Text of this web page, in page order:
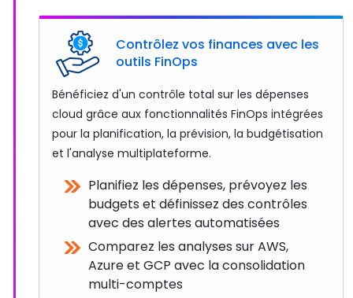
Contrôlez vos finances avec les
outils FinOps
Bénéficiez d'un contrôle total sur les dépenses
cloud grâce aux fonctionnalités FinOps intégrées
pour la planification, la prévision, la budgétisation
et l'analyse multiplateforme.
Planifiez les dépenses, prévoyez les
budgets et définissez des contrôles
avec des alertes automatisées
Comparez les analyses sur AWS,
Azure et GCP avec la consolidation
multi-comptes